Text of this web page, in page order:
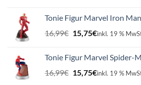
16,99€15,75€.
Tonie Figur Marvel Iron
16,99€ Ursprünglicher
Preis
16,99€
15,75€Aktueller
15,75€.
inkl. 19 %
Tonie Figur Marvel Spider-
16,99€ Ursprünglicher
Preis
15,75€Aktueller
inkl. 19 %